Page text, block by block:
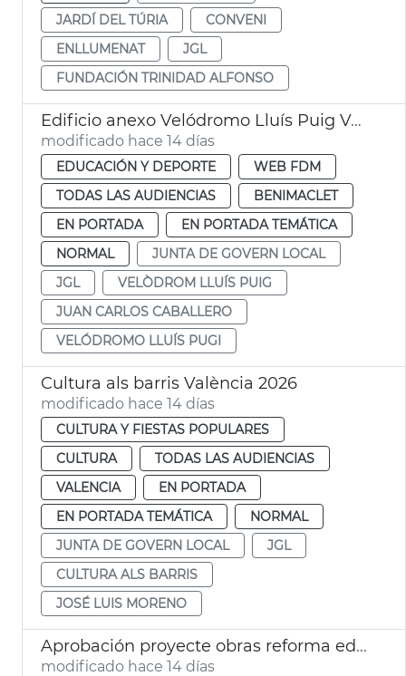
JARDÍ DEL TÚRIA
CONVENI
ENLLUMENAT
JGL
FUNDACIÓN TRINIDAD ALFONSO
Edificio anexo Velódromo Lluís Puig València
modificado hace 14 días
EDUCACIÓN Y DEPORTE
WEB FDM
TODAS LAS AUDIENCIAS
BENIMACLET
EN PORTADA
EN PORTADA TEMÁTICA
NORMAL
JUNTA DE GOVERN LOCAL
JGL
VELÒDROM LLUÍS PUIG
JUAN CARLOS CABALLERO
VELÓDROMO LLUÍS PUGI
Cultura als barris València 2026
modificado hace 14 días
CULTURA Y FIESTAS POPULARES
CULTURA
TODAS LAS AUDIENCIAS
VALENCIA
EN PORTADA
EN PORTADA TEMÁTICA
NORMAL
JUNTA DE GOVERN LOCAL
JGL
CULTURA ALS BARRIS
JOSÉ LUIS MORENO
Aprobación proyecte obras reforma edificio municipal Trafalgar València
modificado hace 14 días